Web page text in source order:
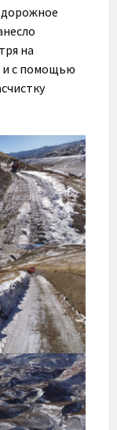
дорожное
на
и с помощью